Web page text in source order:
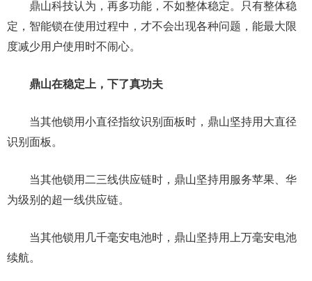
鼎山科技认为，再多功能，不如整体稳定。只有整体稳
定，智能锁在使用过程中，才不会出现各种问题，能最大限
度减少用户使用时不闹心。
鼎山在稳定上，下了真功夫
当其他锁用小直径指纹识别面板时，鼎山坚持用大直径
识别面板。
当其他锁用二三线供应链时，鼎山坚持用服务苹果、华
为级别的超一线供应链。
当其他锁用几千毫安电池时，鼎山坚持用上万毫安电池
续航。